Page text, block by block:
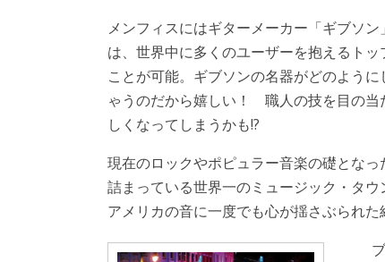
メンフィスにはギターメーカー「ギブソ
は、世界中に多くのユーザーを抱えるト
ことが可能。ギブソンの名器がどのよう
ゃうのだから嬉しい！ 職人の技を目の当
しくなってしまうかも!?
現在のロックやポピュラー音楽の礎とな
詰まっている世界一のミュージック・タウ
アメリカの音に一度でも心が揺さぶられ